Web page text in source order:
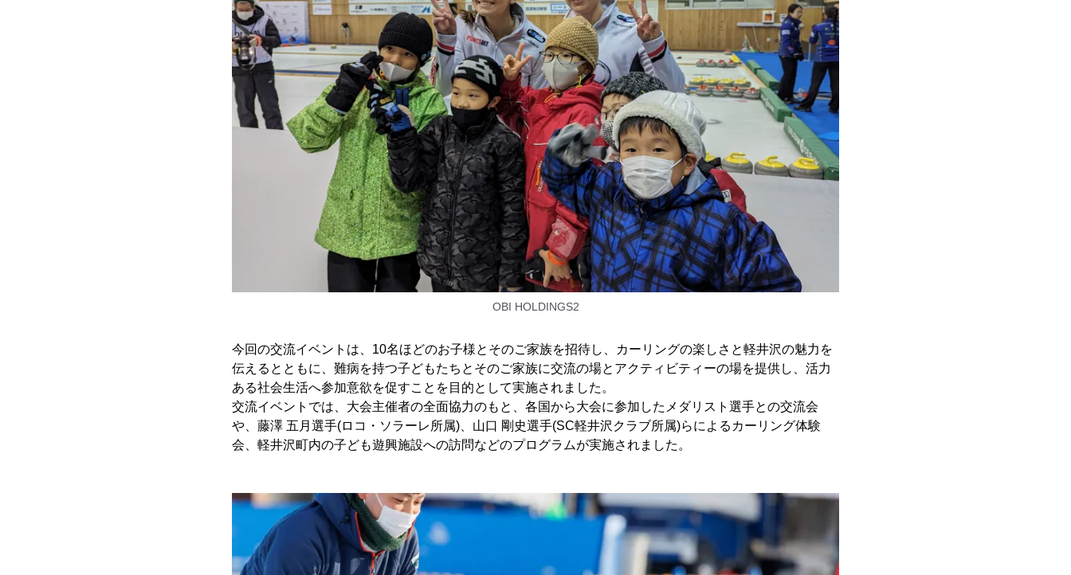
OBI HOLDINGS2
今回の交流イベントは、10名ほどのお子様とそのご家族を招待し、カーリングの楽しさと軽井沢の魅力を
伝えるとともに、難病を持つ子どもたちとそのご家族に交流の場とアクティビティーの場を提供し、活力
ある社会生活へ参加意欲を促すことを目的として実施されました。
交流イベントでは、大会主催者の全面協力のもと、各国から大会に参加したメダリスト選手との交流会
や、藤澤 五月選手(ロコ・ソラーレ所属)、山口 剛史選手(SC軽井沢クラブ所属)らによるカーリング体験
会、軽井沢町内の子ども遊興施設への訪問などのプログラムが実施されました。